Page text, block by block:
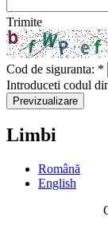
Trimite
Cod de siguranta: *
Introduceti codul
Limbi
Română
English